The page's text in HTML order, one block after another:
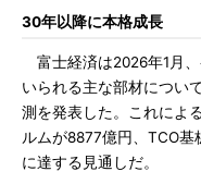
30年以降に本格成長
富士経済は2026年1月
いられる主な部材につい
測を発表した。これによ
ルムが8877億円、TCO
に達する見通しだ。